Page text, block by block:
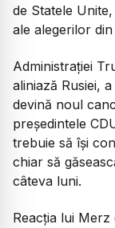
de Statele
ale alegerilor
Administrației
aliniază Rusiei,
devină noul
președintele
trebuie să își
chiar să
câteva luni.
Reacția lui